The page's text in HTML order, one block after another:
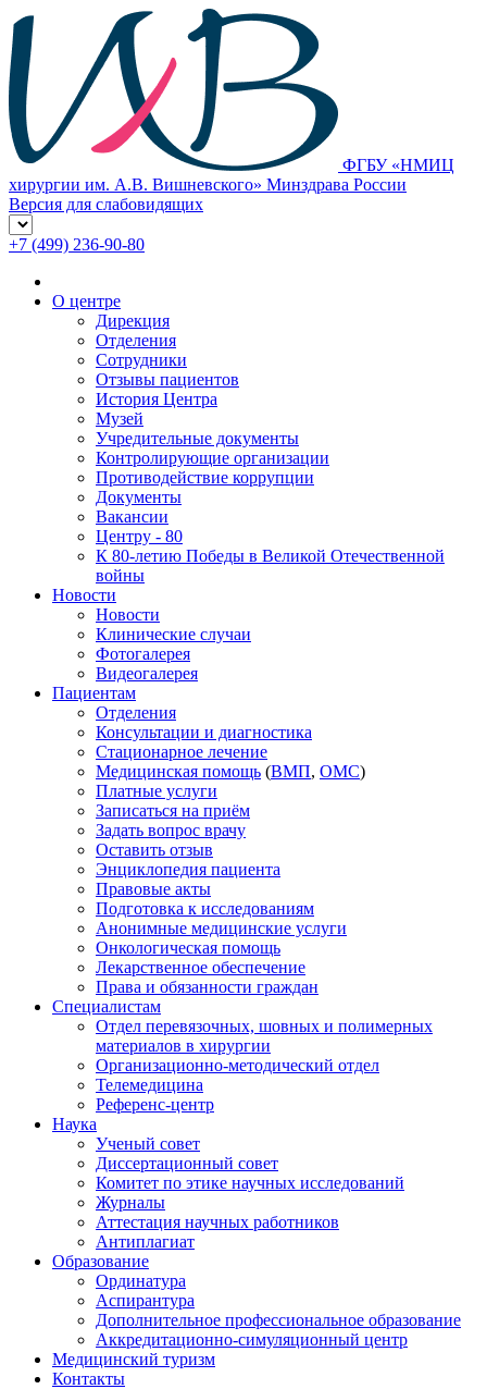
ФГБУ «НМИЦ
хирургии им. А.В. Вишневского» Минздрава России
Версия для слабовидящих
+7 (499) 236-90-80
О центре
Дирекция
Отделения
Сотрудники
Отзывы пациентов
История Центра
Музей
Учредительные документы
Контролирующие организации
Противодействие коррупции
Документы
Вакансии
Центру - 80
К 80-летию Победы в Великой Отечественной
войны
Новости
Новости
Клинические случаи
Фотогалерея
Видеогалерея
Пациентам
Отделения
Консультации и диагностика
Стационарное лечение
Медицинская помощь (ВМП, ОМС)
Платные услуги
Записаться на приём
Задать вопрос врачу
Оставить отзыв
Энциклопедия пациента
Правовые акты
Подготовка к исследованиям
Анонимные медицинские услуги
Онкологическая помощь
Лекарственное обеспечение
Права и обязанности граждан
Специалистам
Отдел перевязочных, шовных и полимерных
материалов в хирургии
Организационно-методический отдел
Телемедицина
Референс-центр
Наука
Ученый совет
Диссертационный совет
Комитет по этике научных исследований
Журналы
Аттестация научных работников
Антиплагиат
Образование
Ординатура
Аспирантура
Дополнительное профессиональное образование
Аккредитационно-симуляционный центр
Медицинский туризм
Контакты